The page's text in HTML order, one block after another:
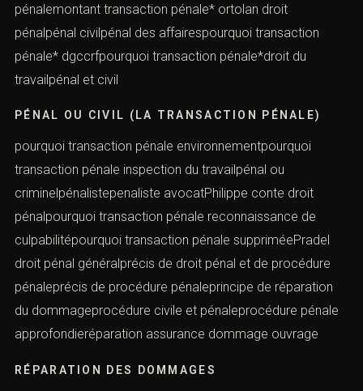
pénalemontant transaction pénale* ortolan droit
pénalpénal civilpénal des affairespourquoi transaction
pénale* dgccrfpourquoi transaction pénale*droit du
travailpénal et civil
PÉNAL OU CIVIL (LA TRANSACTION PÉNALE)
pourquoi transaction pénale environnementpourquoi
transaction pénale inspection du travailpénal ou
criminelpénalistepenaliste avocatPhilippe conte droit
pénalpourquoi transaction pénale reconnaissance de
culpabilitépourquoi transaction pénale suppriméePradel
droit pénal généralprécis de droit pénal et de procédure
pénaleprécis de procédure pénaleprincipe de réparation
du dommageprocédure civile et pénaleprocédure pénale
approfondieréparation assurance dommage ouvrage
RÉPARATION DES DOMMAGES